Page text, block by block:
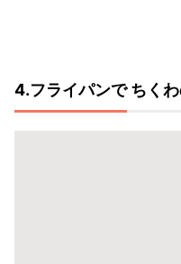
4.フライパンで ちく